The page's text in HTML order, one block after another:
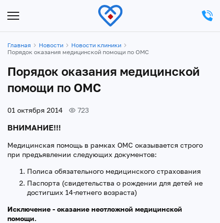
Главная Новости
Новости клиники
Порядок оказания медицинской помощи по ОМС
Порядок оказания медицинской
помощи по ОМС
01 октября 2014 723
ВНИМАНИЕ!!!
Медицинская помощь в рамках ОМС оказывается строго
при предъявлении следующих документов:
Полиса обязательного медицинского страхования
Паспорта (свидетельства о рождении для детей не
достигших 14-летнего возраста)
Исключение - оказание неотложной медицинской
помощи.